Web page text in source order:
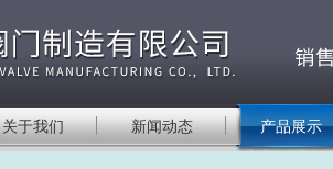
关于我们 新闻动态 产品展示